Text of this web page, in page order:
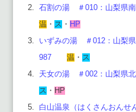
石割の湯 ＃010：山梨県
温 ・ ス ・ HP
いずみの湯 ＃012：山梨
987
温 ・ ス
天女の湯 ＃002：山梨県
ス ・ HP
白山温泉（はくさんおん